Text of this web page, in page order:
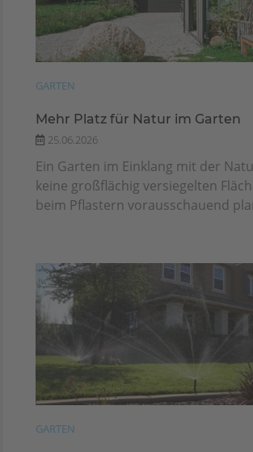
GARTEN
Mehr Platz für Natur im Garten
25.06.2026
Ein Garten im Einklang mit der
keine großflächig versiegelten
beim Pflastern vorausschauend
GARTEN